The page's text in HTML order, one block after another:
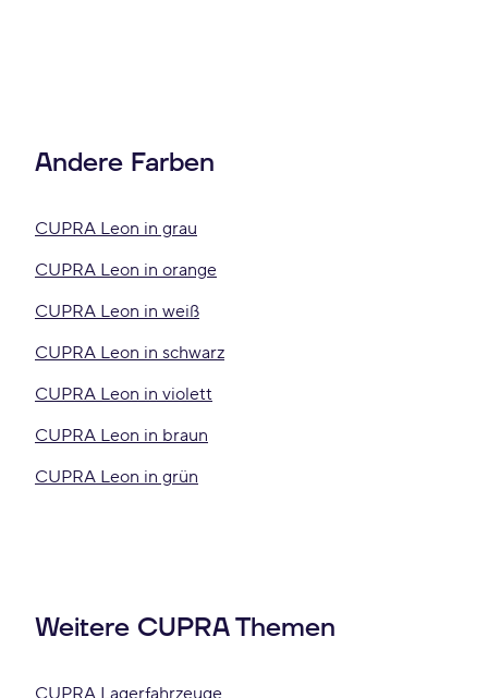
Andere Farben
CUPRA Leon in grau
CUPRA Leon in orange
CUPRA Leon in weiß
CUPRA Leon in schwarz
CUPRA Leon in violett
CUPRA Leon in braun
CUPRA Leon in grün
Weitere CUPRA Themen
CUPRA Lagerfahrzeuge